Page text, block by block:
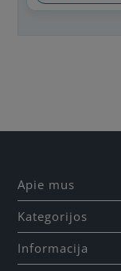
Apie mus
Kategorijos
Informacija